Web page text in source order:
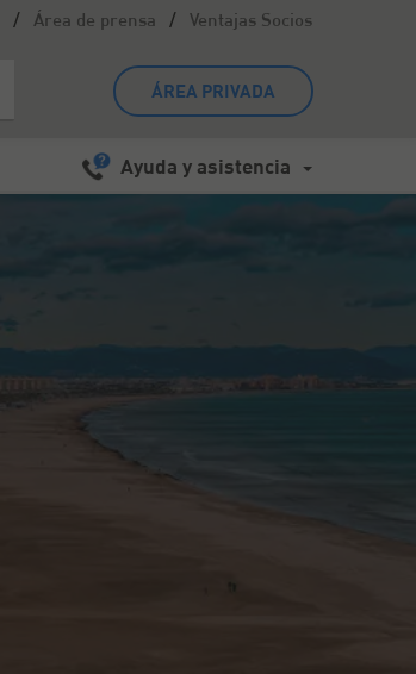
/ Área de prensa / Ventajas Socios
ÁREA PRIVADA
Ayuda y asistencia